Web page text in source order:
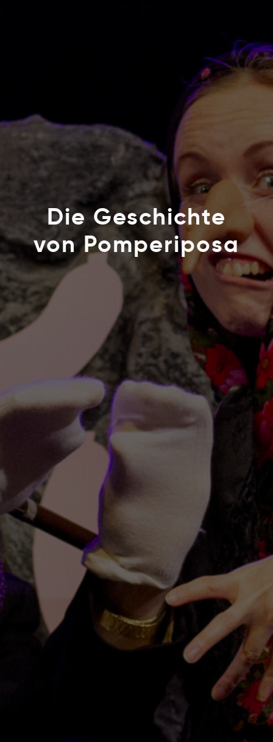
Die Geschichte
von Pomperiposa